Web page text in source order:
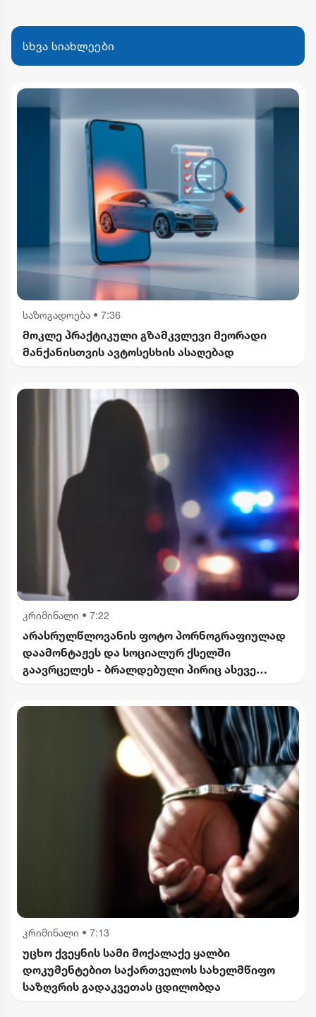
სხვა სიახლეები
საზოგადოება • 7:36
მოკლე პრაქტიკული გზამკვლევი მეორადი
მანქანისთვის ავტოსესხის ასაღებად
კრიმინალი • 7:22
არასრულწლოვანის ფოტო პორნოგრაფიულად
დაამონტაჟეს და სოციალურ ქსელში
გაავრცელეს - ბრალდებული პირიც ასევე
კრიმინალი • 7:13
უცხო ქვეყნის სამი მოქალაქე ყალბი
დოკუმენტებით საქართველოს სახელმწიფო
საზღვრის გადაკვეთას ცდილობდა